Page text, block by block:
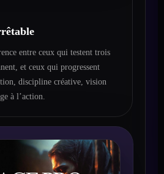
entre ceux qui testent trois
et ceux qui progressent
discipline créative, vision
à l’action.